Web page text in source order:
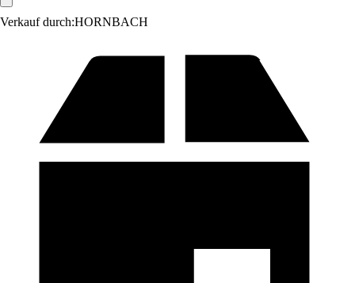
Verkauf durch:HORNBACH